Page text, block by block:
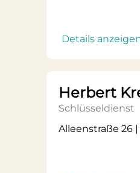
Details
Herbert
Schlüsseldienst
Alleenstraße 26